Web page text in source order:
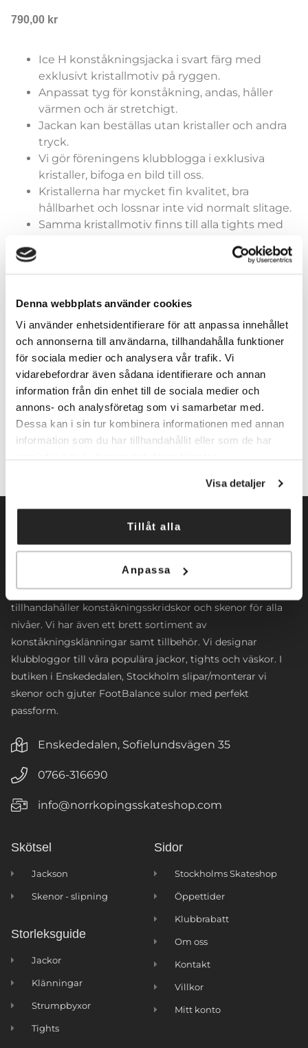
Denna webbplats använder cookies
Vi använder enhetsidentifierare för att anpassa innehållet
och annonserna till användarna, tillhandahålla funktioner
för sociala medier och analysera vår trafik. Vi
vidarebefordrar även sådana identifierare och annan
information från din enhet till de sociala medier och
annons- och analysföretag som vi samarbetar med.
Dessa kan i sin tur kombinera informationen med annan
information som du har tillhandahållit eller som de har
Visa detaljer
Tillåt alla
Anpassa
790,00 kr
Ice H konståkningsjacka i svart färg med
exklusivt kristallmotiv på ryggen.
Anpassat tyg för konståkning, andas, håller
värmen och är stretchigt.
Jackan kan beställas utan kristaller och andra
tryck.
Vi gör föreningens klubblogga i exklusiva
kristaller, bifoga en bild till oss.
Kristallerna har mycket fin kvalitet, bra
hållbarhet och lossnar inte vid normalt slitage.
Samma kristallmotiv finns till alla tights med
Jacka
Lägg till i varukorg
Norrköpings Skateshop startade sin verksamhet 2009. Vi
inriktar oss främst mot konståkning. Företaget
tillhandahåller konståkningsskridskor och skenor för alla
nivåer. Vi har även ett brett sortiment av
konståkningsklänningar samt tillbehör. Vi designar
klubbloggor till våra populära jackor, tights och väskor. I
butiken i Enskededalen, Stockholm slipar/monterar vi
skenor och gjuter FootBalance sulor med perfekt
passform.
Enskededalen, Sofielundsvägen 35
0766-316690
info@norrkopingsskateshop.com
Skötsel
Jackson
Skenor - slipning
Storleksguide
Jackor
Klänningar
Strumpbyxor
Tights
Sidor
Stockholms Skateshop
Öppettider
Klubbrabatt
Om oss
Kontakt
Villkor
Mitt konto